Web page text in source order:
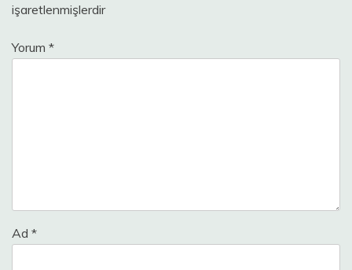
işaretlenmişlerdir
Yorum *
Ad *